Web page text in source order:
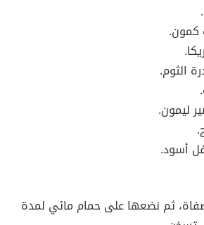
كمون.
الثوم.
ليمون.
أسود.
ثم نضعها على حمام مائي لمدة